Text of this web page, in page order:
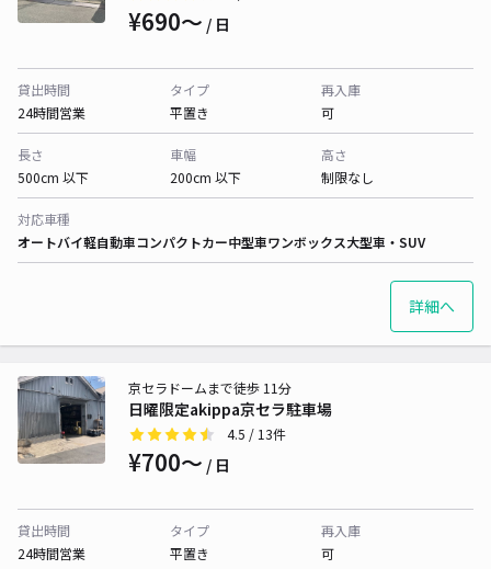
¥690〜 / 日
貸出時間
24時間営業
タイプ
平置き
再入庫
可
長さ
500cm 以下
車幅
200cm 以下
高さ
制限なし
対応車種
オートバイ軽自動車コンパクトカー中型車ワンボックス大型車・SUV
詳細へ
日曜限定akippa京セラ駐車場
京セラドームまで徒歩 11分
4.5 / 13件
¥700〜 / 日
貸出時間
24時間営業
タイプ
平置き
再入庫
可